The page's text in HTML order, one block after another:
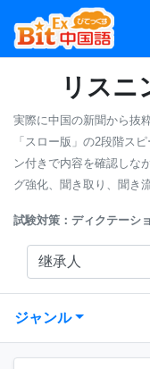
リスニ
実際に中国の新聞から抜
「スロー版」の2段階ス
ン付きで内容を確認しな
グ強化、聞き取り、聞き
試験対策：ディクテーシ
ジャンル